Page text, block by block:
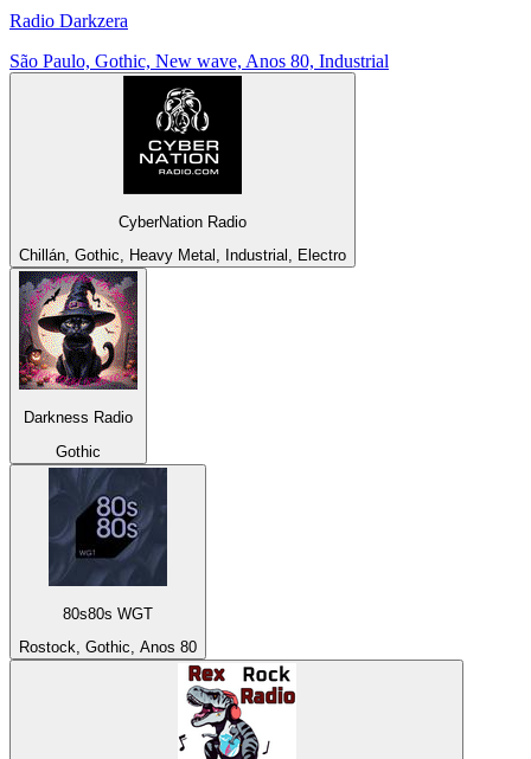
Radio Darkzera
São Paulo, Gothic, New wave, Anos 80, Industrial
CyberNation Radio
Chillán, Gothic, Heavy Metal, Industrial, Electro
Darkness Radio
Gothic
80s80s WGT
Rostock, Gothic, Anos 80